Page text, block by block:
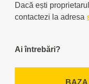
Dacă ești
contactezi la adresa
Ai întrebări?